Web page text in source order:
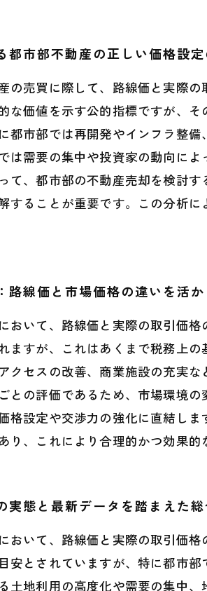
都市部不動産の正しい価格設
の売買に際して、路線価と実際
な価値を示す公的指標ですが、
都市部では再開発やインフラ整
は需要の集中や投資家の動向に
て、都市部の不動産売却を検討
することが重要です。この分析
路線価と市場価格の違いを活
おいて、路線価と実際の取引価
ますが、これはあくまで税務上
クセスの改善、商業施設の充実
との評価であるため、市場環境
格設定や交渉力の強化に直結し
り、これにより合理的かつ効果的
実態と最新データを踏まえた
おいて、路線価と実際の取引価
安とされていますが、特に都市
土地利用の高度化や需要の集中